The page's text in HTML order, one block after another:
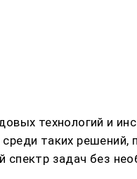
технологий и
таких решений,
задач без